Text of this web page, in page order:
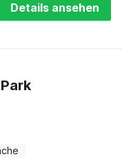
Details ansehen